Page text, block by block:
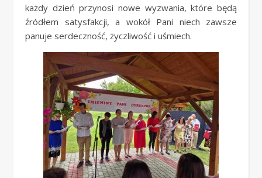
każdy dzień przynosi nowe wyzwania, które będą
źródłem satysfakcji, a wokół Pani niech zawsze
panuje serdeczność, życzliwość i uśmiech.